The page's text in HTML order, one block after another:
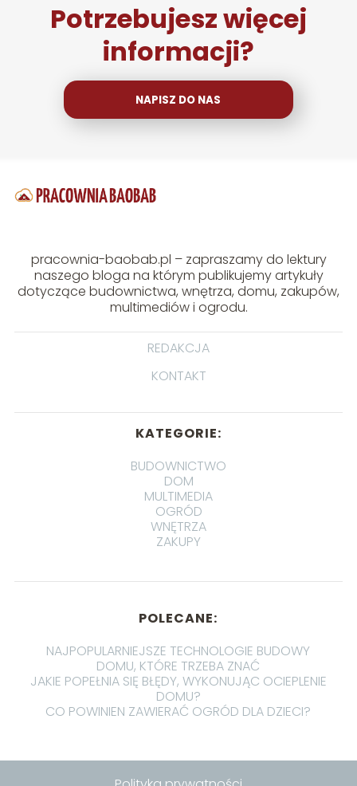
Potrzebujesz więcej
informacji?
NAPISZ DO NAS
pracownia-baobab.pl – zapraszamy do lektury
naszego bloga na którym publikujemy artykuły
dotyczące budownictwa, wnętrza, domu, zakupów,
multimediów i ogrodu.
REDAKCJA
KONTAKT
KATEGORIE:
BUDOWNICTWO
DOM
MULTIMEDIA
OGRÓD
WNĘTRZA
ZAKUPY
POLECANE:
NAJPOPULARNIEJSZE TECHNOLOGIE BUDOWY
DOMU, KTÓRE TRZEBA ZNAĆ
JAKIE POPEŁNIA SIĘ BŁĘDY, WYKONUJĄC OCIEPLENIE
DOMU?
CO POWINIEN ZAWIERAĆ OGRÓD DLA DZIECI?